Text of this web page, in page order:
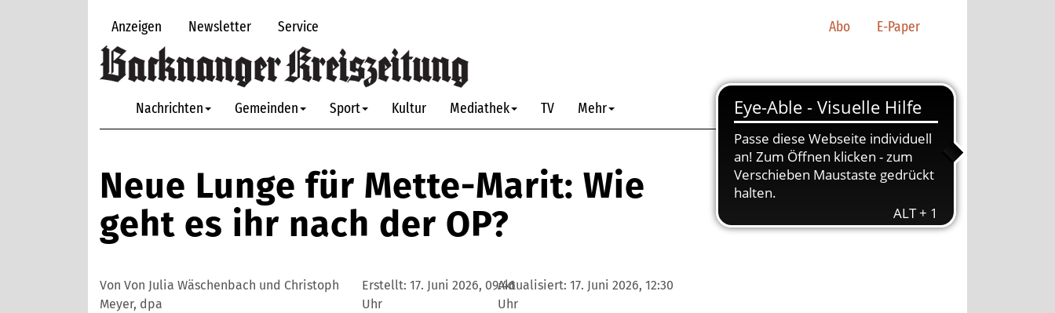
Anzeigen Newsletter Service Abo E-Paper
Nachrichten Gemeinden Sport Kultur Mediathek TV Mehr
Neue Lunge für Mette-Marit: Wie
geht es ihr nach der OP?
Von Von Julia Wäschenbach und Christoph
Meyer, dpa
Erstellt:17. Juni 2026, 09:46
Uhr
Aktualisiert:17. Juni 2026, 12:30
Uhr